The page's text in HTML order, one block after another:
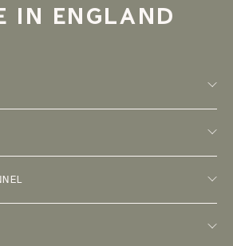
IN ENGLAND